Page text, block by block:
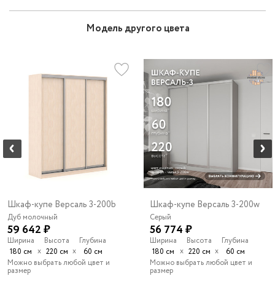
Модель другого цвета
Шкаф-купе Версаль 3-200b
Дуб молочный
59 642 ₽
Ширина
180 см х
Высота
220 см х
Глубина
60 см
Можно выбрать любой цвет и
размер
Шкаф-купе Версаль 3-200w
Серый
56 774 ₽
Ширина
180 см х
Высота
220 см х
Глубина
60 см
Можно выбрать любой цвет и
размер